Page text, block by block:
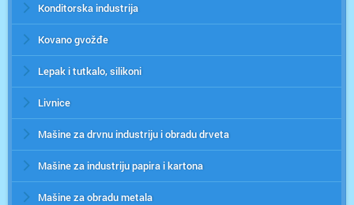
Konditorska industrija
Kovano gvožđe
Lepak i tutkalo, silikoni
Livnice
Mašine za drvnu industriju i obradu drveta
Mašine za industriju papira i kartona
Mašine za obradu metala